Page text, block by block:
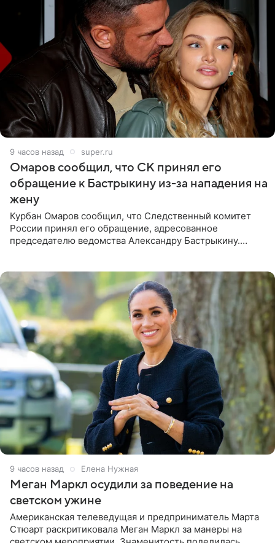
9 часов назад super.ru
Омаров сообщил, что СК принял его
обращение к Бастрыкину из-за нападения на
жену
Курбан Омаров сообщил, что Следственный комитет
России принял его обращение, адресованное
председателю ведомства Александру Бастрыкину.
9 часов назад Елена Нужная
Меган Маркл осудили за поведение на
светском ужине
Американская телеведущая и предприниматель Марта
Стюарт раскритиковала Меган Маркл за манеры на